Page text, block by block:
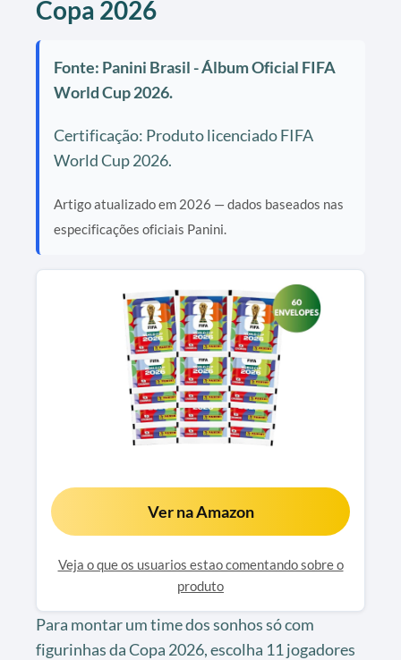
Copa 2026
Fonte: Panini Brasil - Álbum Oficial FIFA
World Cup 2026.
Certificação: Produto licenciado FIFA
World Cup 2026.
Artigo atualizado em 2026 — dados baseados nas
especificações oficiais Panini.
Ver na Amazon
Veja o que os usuarios estao comentando sobre o
produto
Para montar um time dos sonhos só com
figurinhas da Copa 2026, escolha 11 jogadores